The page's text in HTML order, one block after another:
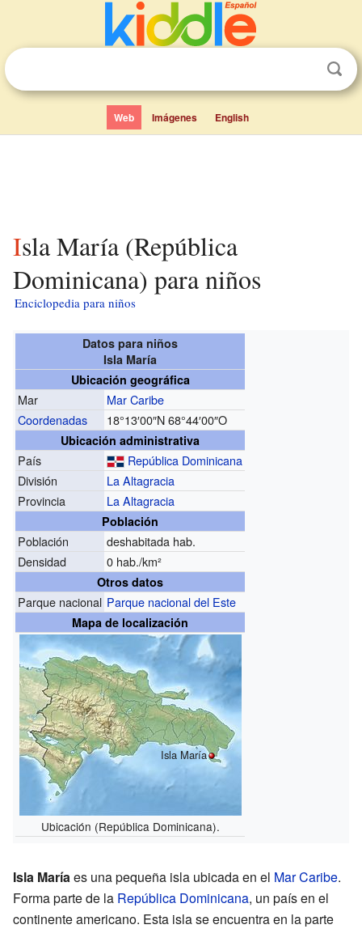
Web Imágenes English
Isla María (República
Dominicana) para niños
Enciclopedia para niños
Datos para niños
Isla María
Ubicación geográfica
Mar
Mar Caribe
Coordenadas
18°13′00″N68°44′00″O
Ubicación administrativa
País
República Dominicana
División
La Altagracia
Provincia
La Altagracia
Población
Población
deshabitada hab.
Densidad
0 hab./km²
Otros datos
Parque nacional Parque nacional del Este
Mapa de localización
Isla María
Ubicación (República Dominicana).
Isla Maríaes una pequeña isla ubicada en el Mar Caribe.
Forma parte de la República Dominicana, un país en el
continente americano. Esta isla se encuentra en la parte